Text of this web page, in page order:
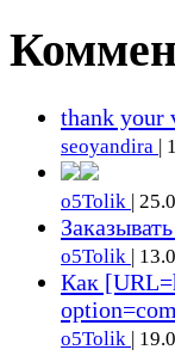
thank your
seoyandira |
o5Tolik |
o5Tolik |
Как
option=com_
o5Tolik |